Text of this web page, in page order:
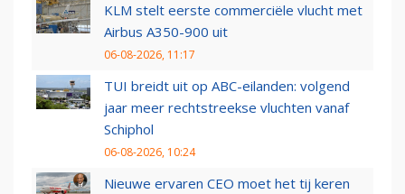
KLM stelt eerste commerciële vlucht met
Airbus A350-900 uit
06-08-2026, 11:17
TUI breidt uit op ABC-eilanden: volgend
jaar meer rechtstreekse vluchten vanaf
Schiphol
06-08-2026, 10:24
Nieuwe ervaren CEO moet het tij keren